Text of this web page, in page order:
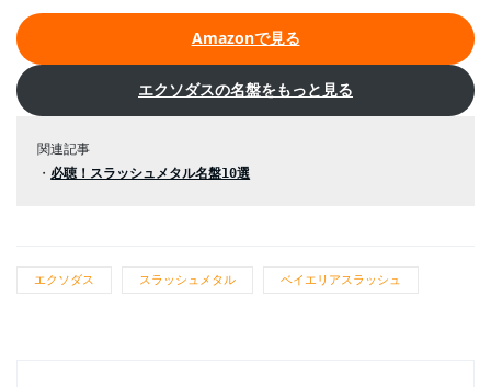
Amazonで見る
エクソダスの名盤をもっと見る
関連記事
・ 必聴！スラッシュメタル名盤10選
エクソダス スラッシュメタル ベイエリアスラッシュ